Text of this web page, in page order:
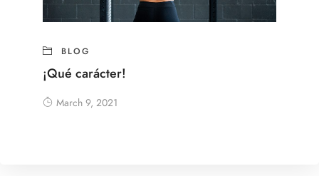
BLOG
¡Qué carácter!
March 9, 2021